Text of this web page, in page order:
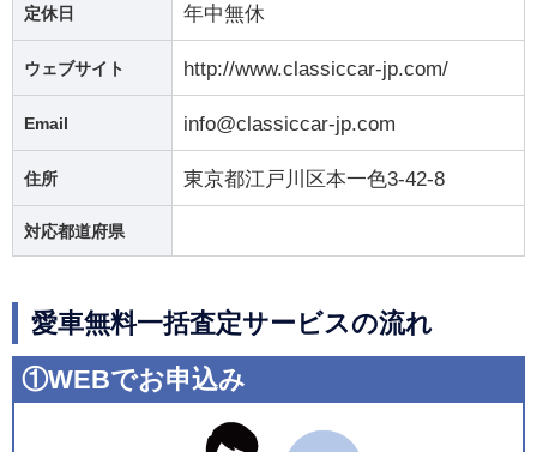
定休日 年中無休
ウェブサイト http://www.classiccar-jp.com/
Email info@classiccar-jp.com
住所 東京都江戸川区本一色3-42-8
対応都道府県
愛車無料一括査定サービスの流れ
①WEBでお申込み